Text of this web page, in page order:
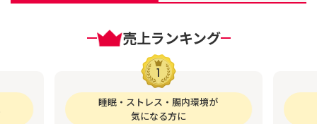
売上ランキング
睡眠・ストレス・腸内環境が
気になる方に
1